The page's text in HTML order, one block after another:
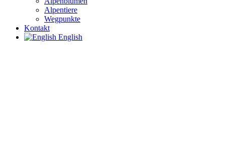
Alpentiere
Wegpunkte
Kontakt
English